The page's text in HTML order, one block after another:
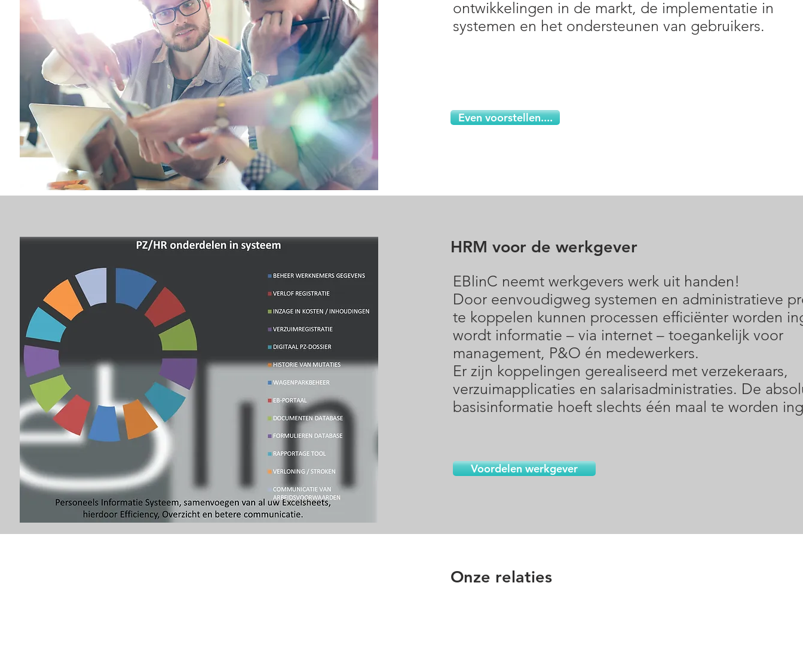
ontwikkelingen in de markt, de implementatie in
systemen en het ondersteunen van gebruikers.
Even voorstellen....
HRM voor de werkgever
EBlinC neemt werkgevers werk uit handen!
Door eenvoudigweg systemen en administratieve
te koppelen kunnen processen efficiënter worden
wordt informatie – via internet – toegankelijk voor
management, P&O én medewerkers.
Er zijn koppelingen gerealiseerd met verzekeraars,
verzuimapplicaties en salarisadministraties. De
basisinformatie hoeft slechts één maal te worden
Voordelen werkgever
Onze relaties